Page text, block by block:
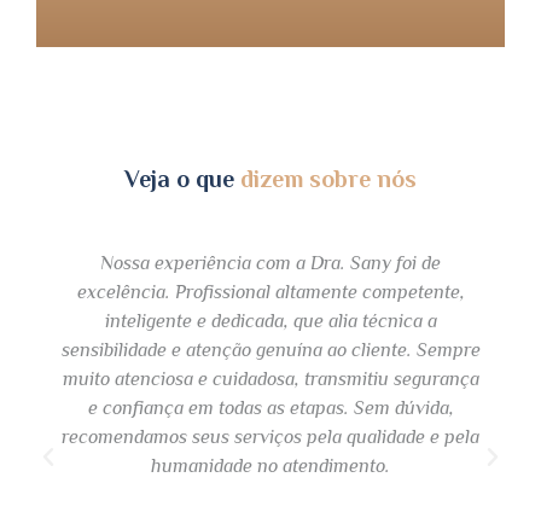
Veja o que dizem sobre nós
Nossa experiência com a Dra. Sany foi de
excelência. Profissional altamente competente,
inteligente e dedicada, que alia técnica a
sensibilidade e atenção genuína ao cliente. Sempre
muito atenciosa e cuidadosa, transmitiu segurança
e confiança em todas as etapas. Sem dúvida,
recomendamos seus serviços pela qualidade e pela
humanidade no atendimento.